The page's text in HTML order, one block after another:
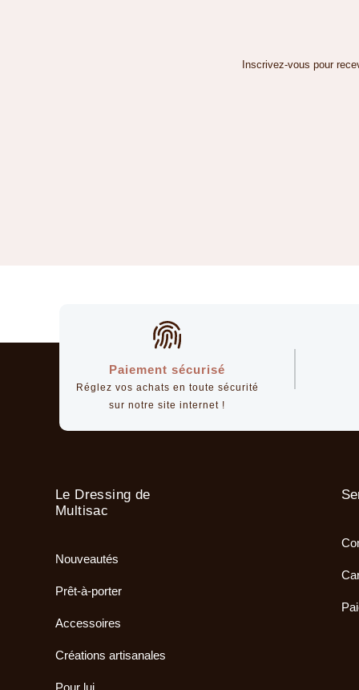
Inscrivez-vous pour
Paiement sécurisé
Réglez vos achats en toute sécurité
sur notre site internet !
Le Dressing de
Multisac
Nouveautés
Prêt-à-porter
Accessoires
Créations artisanales